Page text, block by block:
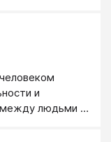
и
людьми (в